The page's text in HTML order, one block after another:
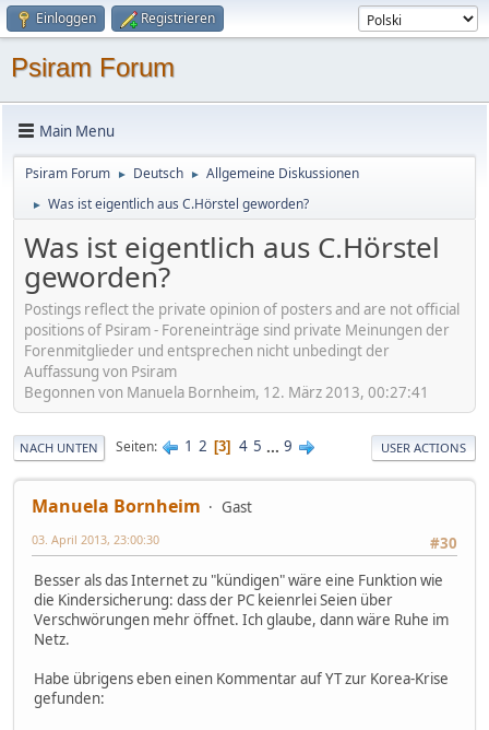
Einloggen Registrieren
Psiram Forum
Main Menu
Psiram Forum ► Deutsch ► Allgemeine Diskussionen
► Was ist eigentlich aus C.Hörstel geworden?
Was ist eigentlich aus C.Hörstel
geworden?
Postings reflect the private opinion of posters and are not official
positions of Psiram - Foreneinträge sind private Meinungen der
Forenmitglieder und entsprechen nicht unbedingt der
Auffassung von Psiram
Begonnen von Manuela Bornheim, 12. März 2013, 00:27:41
NACH UNTEN Seiten 1 2 3 4 5 ... 9 USER ACTIONS
Manuela Bornheim
Gast
#30
03. April 2013, 23:00:30
Besser als das Internet zu "kündigen" wäre eine Funktion wie
die Kindersicherung: dass der PC keienrlei Seien über
Verschwörungen mehr öffnet. Ich glaube, dann wäre Ruhe im
Netz.
Habe übrigens eben einen Kommentar auf YT zur Korea-Krise
gefunden: